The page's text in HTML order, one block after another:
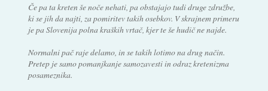
Če pa ta kreten še noče nehati, pa obstajajo tudi druge združbe,
ki se jih da najti, za pomiritev takih osebkov. V skrajnem primeru
je pa Slovenija polna kraških vrtač, kjer te še hudič ne najde.
Normalni pač raje delamo, in se takih lotimo na drug način.
Pretep je samo pomanjkanje samozavesti in odraz kretenizma
posameznika.